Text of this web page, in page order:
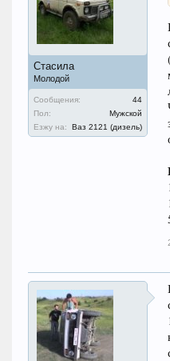
Стасила
Молодой
Сообщения:
44
Пол:
Мужской
Езжу на:
Ваз 2121 (дизель)